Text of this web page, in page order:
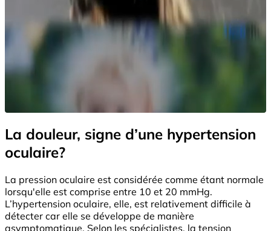
La douleur, signe d’une hypertension
oculaire?
La pression oculaire est considérée comme étant normale
lorsqu'elle est comprise entre 10 et 20 mmHg.
L’hypertension oculaire, elle, est relativement difficile à
détecter car elle se développe de manière
asymptomatique. Selon les spécialistes, la tension